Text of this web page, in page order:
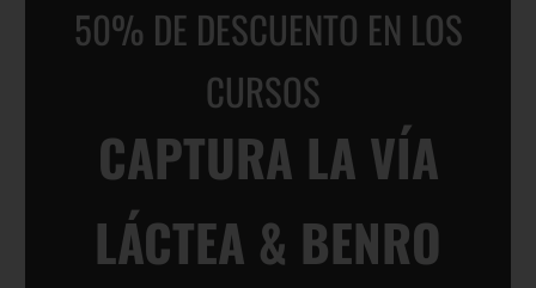
50% DE DESCUENTO EN LOS
CURSOS
CAPTURA LA VÍA
LÁCTEA & BENRO